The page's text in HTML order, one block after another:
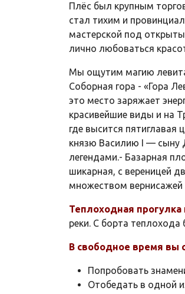
Плёс был крупным
стал тихим и
мастерской под
лично любоваться
Мы ощутим магию
Соборная гора - «Гора
это место заряжает
красивейшие виды и на
где высится пятиглавая
князю Василию I — сыну
легендами.- Базарная
шикарная, с вереницей
множеством
Теплоходная прогулка
реки. С борта теплохода
В свободное время вы
Попробовать
Отобедать в одной